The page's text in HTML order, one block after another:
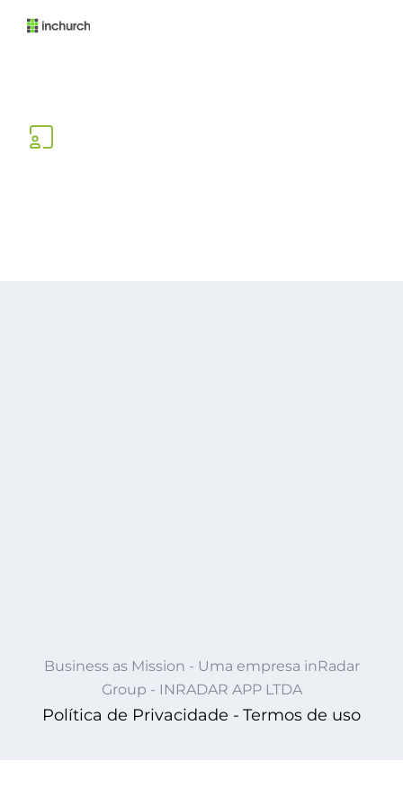
Business as Mission - Uma empresa inRadar
Group - INRADAR APP LTDA
Política de Privacidade - Termos de uso